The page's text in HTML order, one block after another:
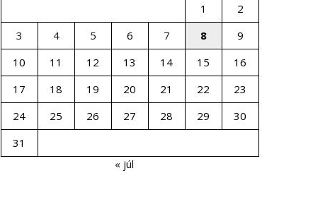
1
2
3
4 5 6 7 8
9
10
11 12 13 14 15
16
17
18 19 20 21 22
23
24
25 26 27 28 29
30
31
« júl